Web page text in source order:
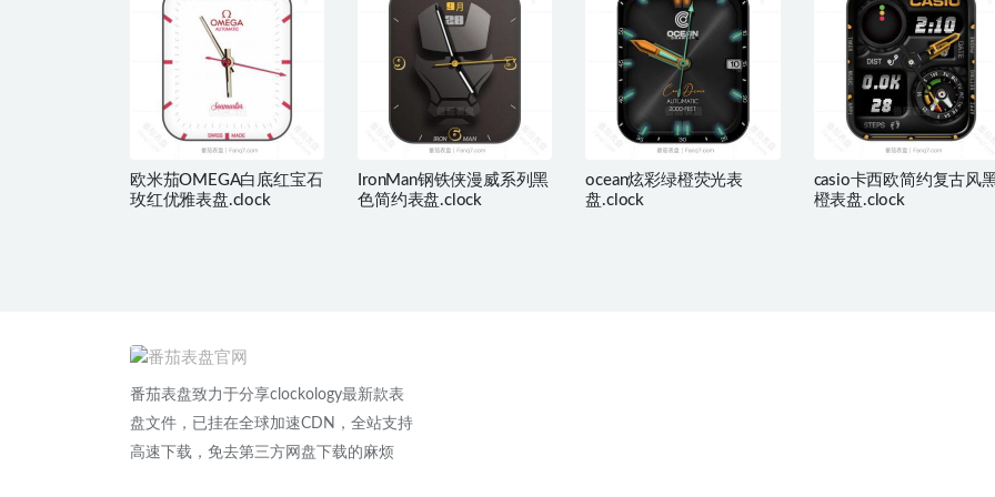
欧米茄OMEGA白底红宝石
玫红优雅表盘.clock
IronMan钢铁侠漫威系列黑
色简约表盘.clock
ocean炫彩绿橙荧光表
盘.clock
casio卡西欧简约复古风
橙表盘.clock
番茄表盘致力于分享clockology最新款表
盘文件，已挂在全球加速CDN，全站支持
高速下载，免去第三方网盘下载的麻烦